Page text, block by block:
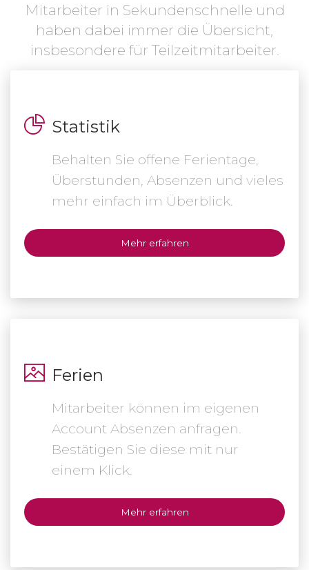
Mitarbeiter in Sekundenschnelle und
haben dabei immer die Übersicht,
insbesondere für Teilzeitmitarbeiter.
Statistik
Behalten Sie offene Ferientage,
Überstunden, Absenzen und vieles
mehr einfach im Überblick.
Mehr erfahren
Ferien
Mitarbeiter können im eigenen
Account Absenzen anfragen.
Bestätigen Sie diese mit nur
einem Klick.
Mehr erfahren